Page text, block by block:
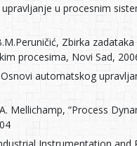
u procesnim
Zbirka zadataka
procesima, Novi Sad,
automatskog
Mellichamp, “Process